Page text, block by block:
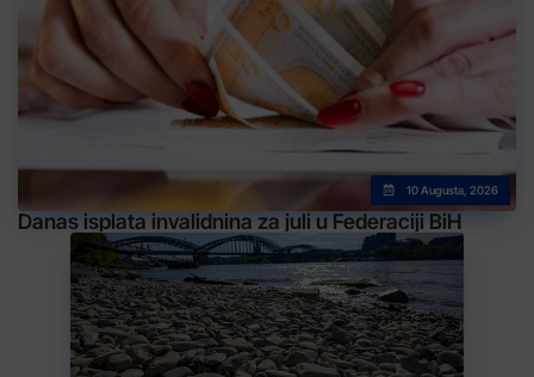
10 Augusta, 2026
Danas isplata invalidnina za juli u Federaciji BiH